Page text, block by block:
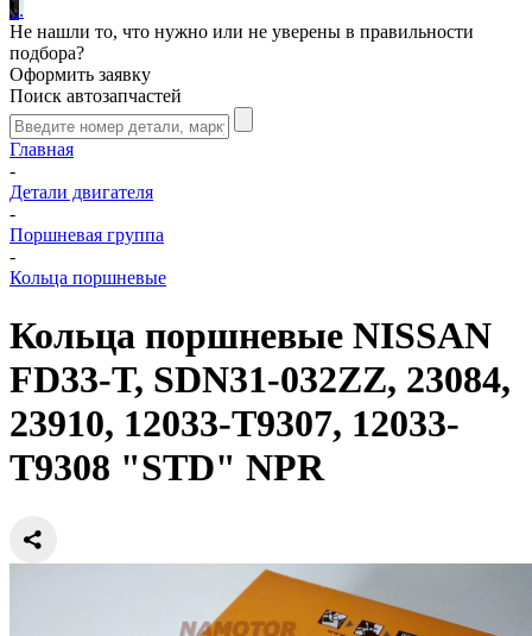
...
Не нашли то, что нужно или не уверены в правильности
подбора?
Оформить заявку
Поиск автозапчастей
Главная
-
Детали двигателя
-
Поршневая группа
-
Кольца поршневые
Кольца поршневые NISSAN
FD33-T, SDN31-032ZZ, 23084,
23910, 12033-T9307, 12033-
T9308 "STD" NPR